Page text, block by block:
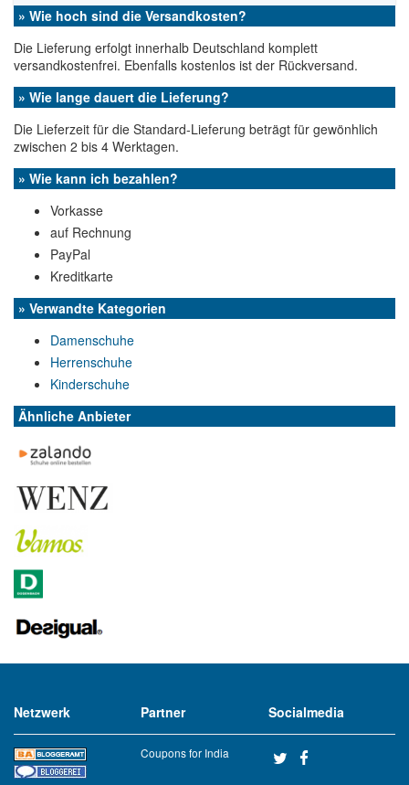
» Wie hoch sind die Versandkosten?
Die Lieferung erfolgt innerhalb Deutschland komplett
versandkostenfrei. Ebenfalls kostenlos ist der Rückversand.
» Wie lange dauert die Lieferung?
Die Lieferzeit für die Standard-Lieferung beträgt für gewönhlich
zwischen 2 bis 4 Werktagen.
» Wie kann ich bezahlen?
Vorkasse
auf Rechnung
PayPal
Kreditkarte
» Verwandte Kategorien
Damenschuhe
Herrenschuhe
Kinderschuhe
Ähnliche Anbieter
Netzwerk Partner
Coupons for India
Socialmedia